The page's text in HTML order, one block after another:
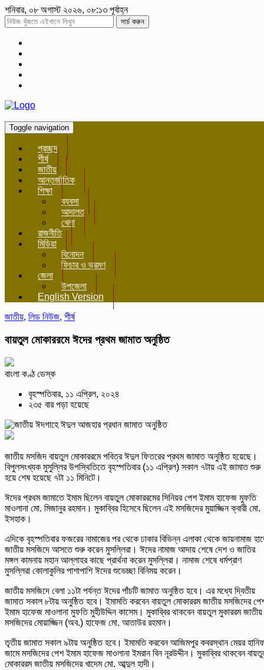
শনিবার, ০৮ অগাস্ট ২০২৬, ০৮:১৩ পূর্বাহ্ন
সার্চ করুন
Toggle navigation
প্রচ্ছদ
শীর্ষ
জাতীয়
আন্তর্জাতিক
শিক্ষা
ব্যবসা
আদালত
খেলা
রাজনীতি
মিডিয়া
বিনোদন
ফিচার ও ভ্রমণ
জেলা
উপজেলা
English Version
জাতীয়, লিড নিউজ, শীর্ষ
বায়তুল মোকাররমে ঈদের প্রথম জামাত অনুষ্ঠিত
বাংলা কণ্ঠ ডেস্ক
বৃহস্পতিবার, ১১ এপ্রিল, ২০২৪
২৩৫ বার পড়া হয়েছে
জাতীয় মসজিদ বায়তুল মোকাররমেপবিত্র ঈদুল ফিতরের প্রথম জামাত অনুষ্ঠিত হয়েছে।
বিপুলসংখ্যক মুসুল্লির উপস্থিতিতে বৃহস্পতিবার (১১ এপ্রিল) সকাল ৭টায় এই জামাত শুরু
হয়ে শেষ হয়েছে ৭টা ১১ মিনিটে।
ঈদের প্রথম জামাতে ইমাম ছিলেন বায়তুল মোকাররমের সিনিয়র পেশ ইমাম হাফেজ মুফতি
মাওলানা মো. মিজানুর রহমান। মুকাব্বির হিসেবে ছিলেন এই মসজিদের মুয়াজ্জিন ক্বারী মো.
ইসহাক।
এদিকে বৃহস্পতিবার ফজরের নামাজের পর থেকে ঢাকার বিভিন্ন এলাকা থেকে জায়নামাজ
জাতীয় মসজিদে আসতে শুরু করেন মুসল্লিরা। ঈদের নামাজ আদায় শেষে দেশ ও জাতির
মঙ্গল কামনায় মহান আল্লাহর কাছে প্রার্থনা করেন মুসল্লিরা। নামাজ শেষে ধর্মপ্রাণ
মুসল্লিরা কোলাকুলির পাশাপাশিঈদের শুভেচ্ছা বিনিময় করেন।
জাতীয় মসজিদে বেলা ১১টা পর্যন্তঈদের পাঁচটি জামাত অনুষ্ঠিত হবে। এর মধ্যে দ্বিতীয়
জামাত সকাল ৮টায় অনুষ্ঠিত হবে। ইমামতি করবেন বায়তুল মোকাররম জাতীয় মসজিদের
ইমাম হাফেজ মাওলানা মুফতি মুহীউদ্দিন কাসেম। মুকাব্বির থাকবেন বায়তুল মুকাররম জাতীয়
মসজিদের মোয়াজ্জিন (অব.) হাফেজ মো. আতাউর রহমান।
তৃতীয় জামাত সকাল ৯টায় অনুষ্ঠিত হবে। ইমামতি করবেন আজিমপুর কবরস্থান মেয়র
জামে মসজিদের পেশ ইমাম হাফেজ মাওলানা ইমরান বিন নূরউদ্দীন। মুকাব্বির থাকবেন
মোকাররম জাতীয় মসজিদের খাদেম মো. আব্দুল হাদী।